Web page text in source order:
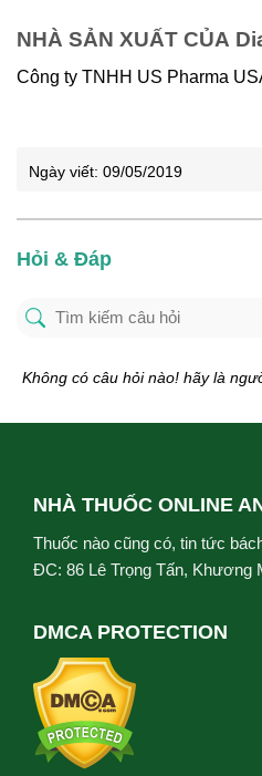
NHÀ SẢN XUẤT CỦA
Công ty TNHH US Pharma
Ngày viết: 09/05/2019
Hỏi & Đáp
Không có câu hỏi nào! hãy là
NHÀ THUỐC ONLINE
Thuốc nào cũng có, tin tức
ĐC: 86 Lê Trọng Tấn, Khương
DMCA PROTECTION